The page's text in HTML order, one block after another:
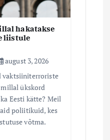
hakatakse
liistule
august 3, 2026
vaktsiiniterroriste
ükskord
Eesti kätte? Meil
poliitikuid, kes
võtma.